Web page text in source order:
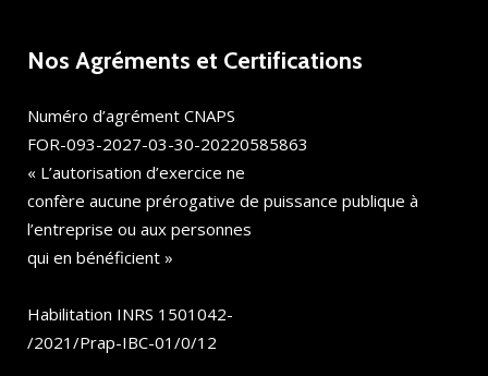
Nos Agréments et Certifications
Numéro d’agrément CNAPS
FOR-093-2027-03-30-20220585863
« L’autorisation d’exercice ne
confère aucune prérogative de puissance publique à
l’entreprise ou aux personnes
qui en bénéficient »
Habilitation INRS 1501042-
/2021/Prap-IBC-01/0/12